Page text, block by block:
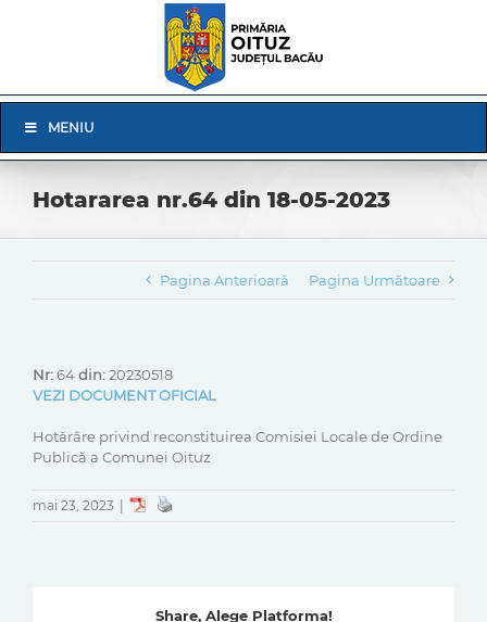
Navigation
MENIU
Hotararea nr.64 din 18-05-2023
Pagina Anterioară Pagina Următoare
Nr:64din:20230518
VEZI DOCUMENT OFICIAL
Hotărâre privind reconstituirea Comisiei Locale de Ordine
Publică a Comunei Oituz
mai 23, 2023
Share, Alege Platforma!